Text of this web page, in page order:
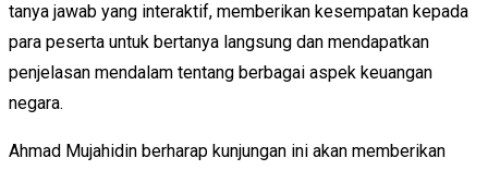
tanya jawab yang interaktif, memberikan kesempatan kepada
para peserta untuk bertanya langsung dan mendapatkan
penjelasan mendalam tentang berbagai aspek keuangan
negara.
Ahmad Mujahidin berharap kunjungan ini akan memberikan